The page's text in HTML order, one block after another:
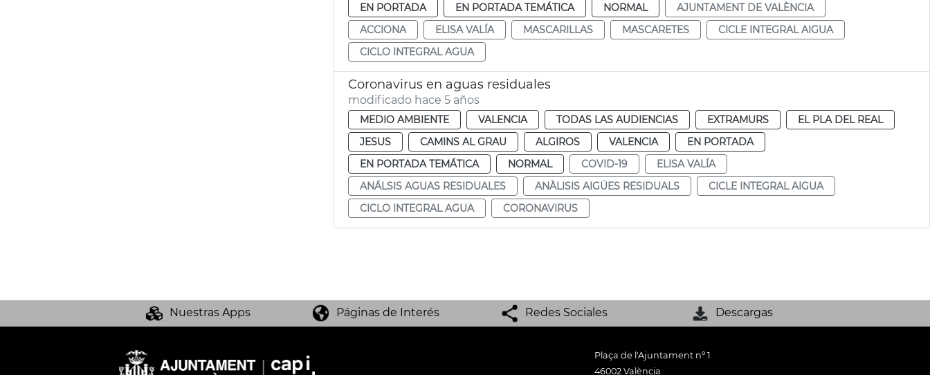
EN PORTADA
EN PORTADA TEMÁTICA NORMAL
AJUNTAMENT DE VALÈNCIA
ACCIONA
ELISA VALÍA MASCARILLAS MASCARETES
CICLE INTEGRAL AIGUA
CICLO INTEGRAL AGUA
Coronavirus en aguas residuales
modificado hace 5 años
MEDIO AMBIENTE VALENCIA TODAS LAS AUDIENCIAS EXTRAMURS
EL PLA DEL REAL
JESUS
CAMINS AL GRAU ALGIROS VALENCIA
EN PORTADA
EN PORTADA TEMÁTICA
NORMAL COVID-19
ELISA VALÍA
ANÁLSIS AGUAS RESIDUALES
ANÀLISIS AIGÜES RESIDUALS
CICLE INTEGRAL AIGUA
CICLO INTEGRAL AGUA
CORONAVIRUS
Nuestras Apps Páginas de Interés Redes Sociales Descargas
Plaça de l'Ajuntament nº 1
46002 València